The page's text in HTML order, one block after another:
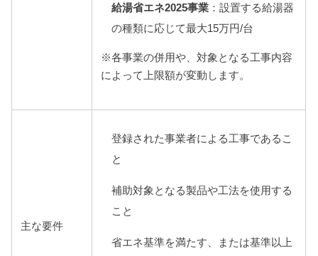
給湯省エネ2025事業 ：設置する給湯器
の種類に応じて最大15万円/台
※各事業の併用や、対象となる工事内容
によって上限額が変動します。
主な要件
登録された事業者による工事であるこ
と
補助対象となる製品や工法を使用する
こと
省エネ基準を満たす、または基準以上